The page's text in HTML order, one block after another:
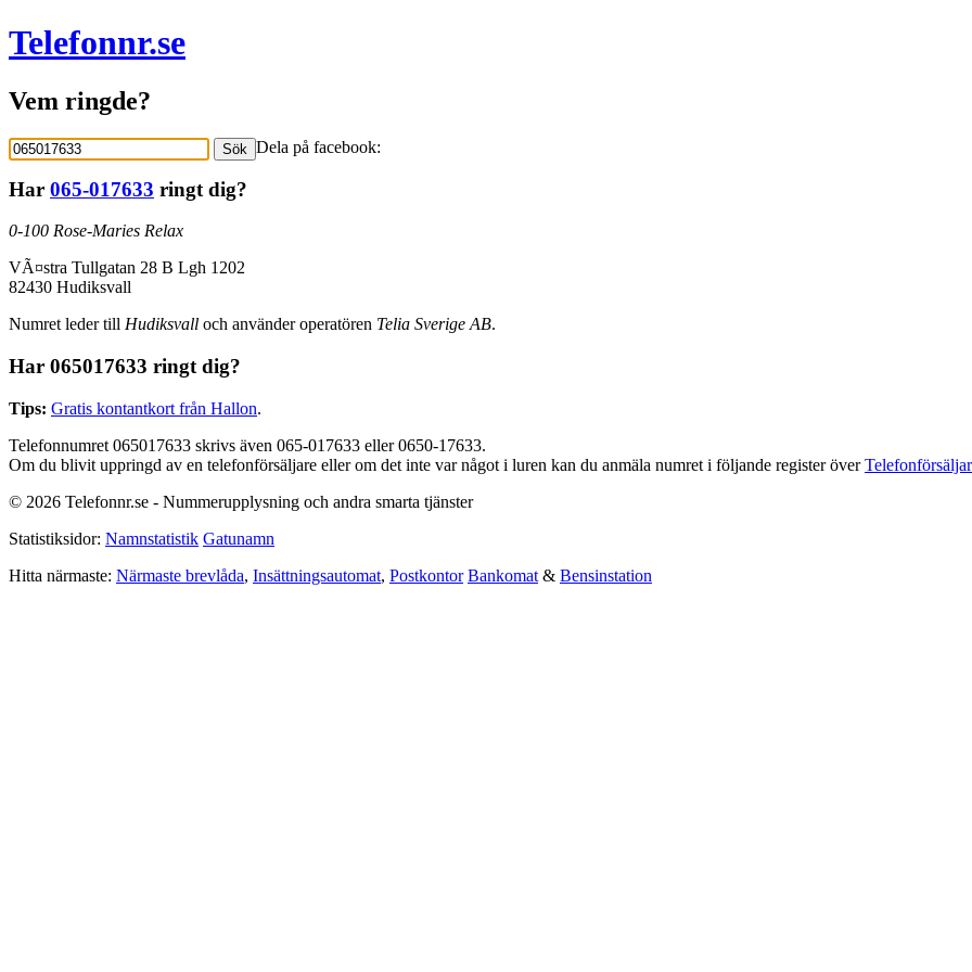
Telefonnr.se
Vem ringde?
Sök Dela på facebook:
Har 065-017633 ringt dig?
0-100 Rose-Maries Relax
VÃ¤stra Tullgatan 28 B Lgh 1202
82430 Hudiksvall
Numret leder till Hudiksvall och använder operatören Telia Sverige AB.
Har 065017633 ringt dig?
Tips: Gratis kontantkort från Hallon.
Telefonnumret 065017633 skrivs även 065-017633 eller 0650-17633.
Om du blivit uppringd av en telefonförsäljare eller om det inte var något i luren kan du anmäla numret i följande register över
© 2026 Telefonnr.se - Nummerupplysning och andra smarta tjänster
Statistiksidor: Namnstatistik Gatunamn
Hitta närmaste: Närmaste brevlåda, Insättningsautomat, Postkontor Bankomat & Bensinstation